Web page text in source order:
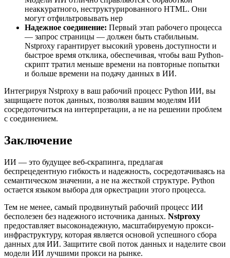
неаккуратного, неструктурированного HTML. Они
могут отфильтровывать нер
Надежное соединение: Первый этап рабочего процесса
— запрос страницы — должен быть стабильным.
Nstproxy гарантирует высокий уровень доступности и
быстрое время отклика, обеспечивая, чтобы ваш Python-
скрипт тратил меньше времени на повторные попытки
и больше времени на подачу данных в ИИ.
Интегрируя Nstproxy в ваш рабочий процесс Python ИИ, вы
защищаете поток данных, позволяя вашим моделям ИИ
сосредоточиться на интерпретации, а не на решении проблем
с соединением.
Заключение
ИИ — это будущее веб-скрапинга, предлагая
беспрецедентную гибкость и надежность, сосредотачиваясь на
семантическом значении, а не на жесткой структуре. Python
остается языком выбора для оркестрации этого процесса.
Тем не менее, самый продвинутый рабочий процесс ИИ
бесполезен без надежного источника данных. Nstproxy
предоставляет высоконадежную, масштабируемую прокси-
инфраструктуру, которая является основой успешного сбора
данных для ИИ. Защитите свой поток данных и наделите свои
модели ИИ лучшими прокси на рынке.